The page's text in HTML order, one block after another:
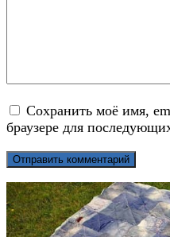
Сохранить моё имя,
браузере для